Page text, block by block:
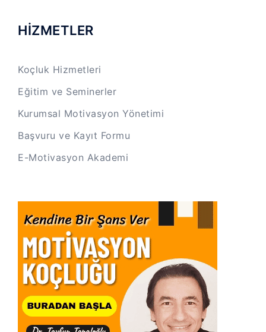
HİZMETLER
Koçluk Hizmetleri
Eğitim ve Seminerler
Kurumsal Motivasyon Yönetimi
Başvuru ve Kayıt Formu
E-Motivasyon Akademi